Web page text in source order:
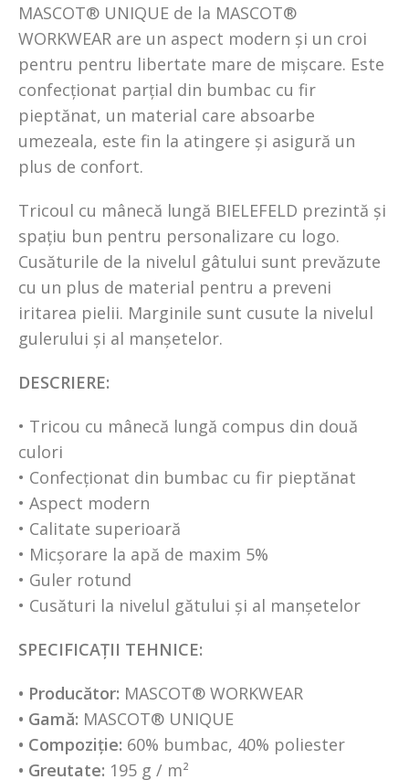
MASCOT® UNIQUE de la MASCOT®
WORKWEAR are un aspect modern și un croi
pentru pentru libertate mare de mișcare. Este
confecționat parțial din bumbac cu fir
pieptănat, un material care absoarbe
umezeala, este fin la atingere și asigură un
plus de confort.
Tricoul cu mânecă lungă BIELEFELD prezintă și
spațiu bun pentru personalizare cu logo.
Cusăturile de la nivelul gâtului sunt prevăzute
cu un plus de material pentru a preveni
iritarea pielii. Marginile sunt cusute la nivelul
gulerului și al manșetelor.
DESCRIERE:
• Tricou cu mânecă lungă compus din două
culori
• Confecționat din bumbac cu fir pieptănat
• Aspect modern
• Calitate superioară
• Micșorare la apă de maxim 5%
• Guler rotund
• Cusături la nivelul gătului și al manșetelor
SPECIFICAȚII TEHNICE:
• Producător: MASCOT® WORKWEAR
• Gamă: MASCOT® UNIQUE
• Compoziție: 60% bumbac, 40% poliester
• Greutate: 195 g / m²